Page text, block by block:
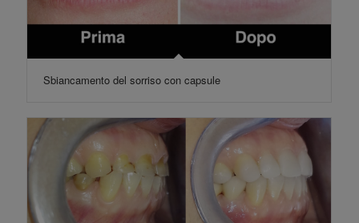
Sbiancamento del sorriso con capsule